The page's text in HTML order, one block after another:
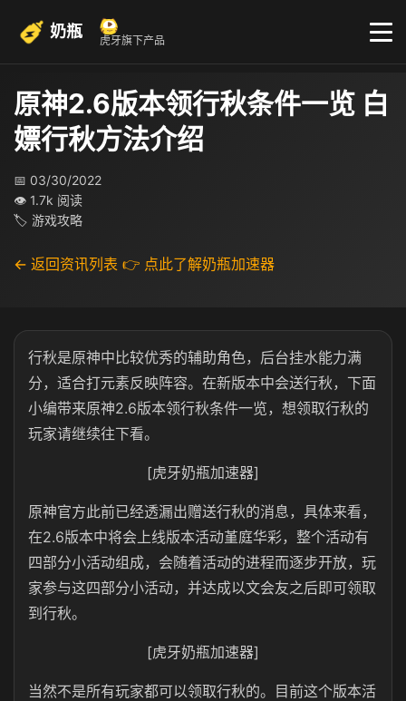
奶瓶 虎牙旗下产品
原神2.6版本领行秋条件一览 白
嫖行秋方法介绍
📅 03/30/2022
👁 1.7k 阅读
🏷 游戏攻略
← 返回资讯列表 👉 点此了解奶瓶加速器
行秋是原神中比较优秀的辅助角色，后台挂水能力满
分，适合打元素反映阵容。在新版本中会送行秋，下面
小编带来原神2.6版本领行秋条件一览，想领取行秋的
玩家请继续往下看。
[虎牙奶瓶加速器]
原神官方此前已经透漏出赠送行秋的消息，具体来看，
在2.6版本中将会上线版本活动堇庭华彩，整个活动有
四部分小活动组成，会随着活动的进程而逐步开放，玩
家参与这四部分小活动，并达成以文会友之后即可领取
到行秋。
[虎牙奶瓶加速器]
当然不是所有玩家都可以领取行秋的。目前这个版本活